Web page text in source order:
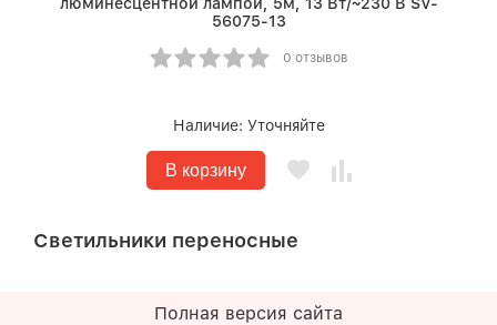
люминесцентной лампой, 5м, 13 Вт/~230 В SV-
56075-13
0 отзывов
Наличие: Уточняйте
В корзину
Светильники переносные
Полная версия сайта